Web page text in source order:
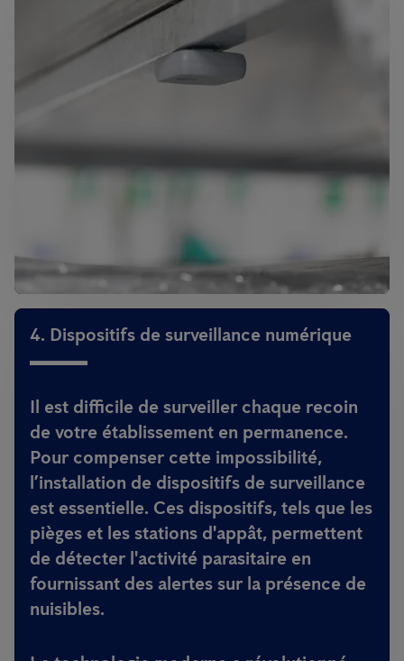
4. Dispositifs de surveillance numérique
Il est difficile de surveiller chaque recoin
de votre établissement en permanence.
Pour compenser cette impossibilité,
l’installation de dispositifs de surveillance
est essentielle. Ces dispositifs, tels que les
pièges et les stations d'appât, permettent
de détecter l'activité parasitaire en
fournissant des alertes sur la présence de
nuisibles.